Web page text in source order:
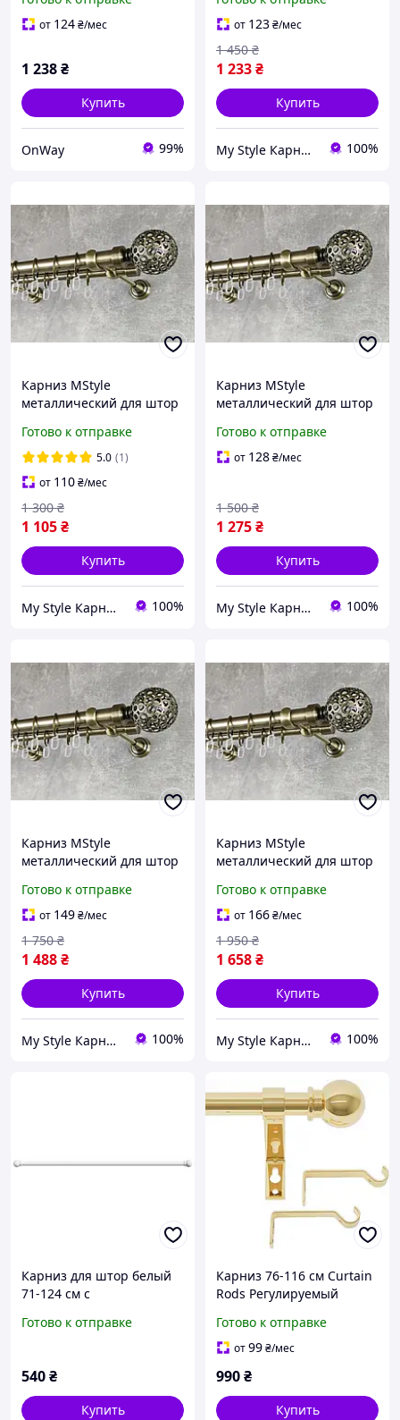
раздвижной 80-220 см
черный промышленный
от 124₴/мес
1 238₴
Купить
OnWay 99%
25/19мм крученый 160см
Антик (A010001)
от 123₴/мес
1 233₴
1 450 ₴
Купить
My Style Карнизы & Аксессуары 100%
Карниз MStyle
металлический для штор
25/19мм гладкий 160см
Антик (A010002)
Готово к отправке
5.0 (1)
от 110₴/мес
1 105₴
1 300 ₴
Купить
My Style Карнизы & Аксессуары 100%
Карниз MStyle
металлический для штор
25/19мм гладкий 200см
Антик (A010003)
Готово к отправке
от 128₴/мес
1 275₴
1 500 ₴
Купить
My Style Карнизы & Аксессуары 100%
Карниз MStyle
металлический для штор
25/19мм гладкий 240см
Антик (A010004)
Готово к отправке
от 149₴/мес
1 488₴
1 750 ₴
Купить
My Style Карнизы & Аксессуары 100%
Карниз MStyle
металлический для штор
25/19мм гладкий 300см
Антик (A010005)
Готово к отправке
от 166₴/мес
1 658₴
1 950 ₴
Купить
My Style Карнизы & Аксессуары 100%
Карниз для штор белый
71-124 см с
декоративный
Готово к отправке
540₴
Купить
Карниз 76-116 см Curtain
Rods Регулируемый
для окон, Стильный
штанговый карниз
Готово к отправке
от99₴/мес
990₴
Купить